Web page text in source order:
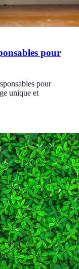
pour
pour
unique et